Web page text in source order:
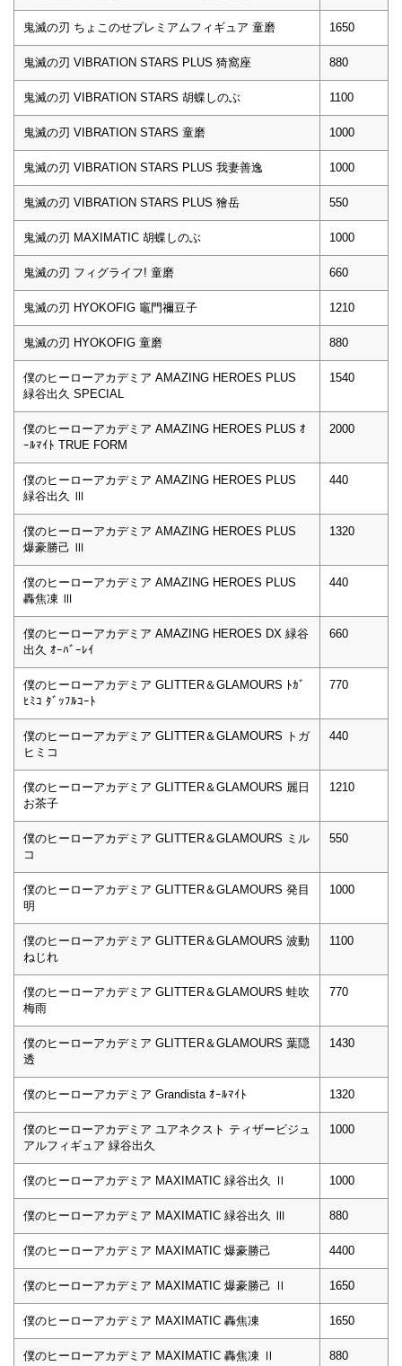
鬼滅の刃 ちょこのせプレミアムフィギュア 童磨 1650
鬼滅の刃 VIBRATION STARS PLUS 猗窩座 880
鬼滅の刃 VIBRATION STARS 胡蝶しのぶ 1100
鬼滅の刃 VIBRATION STARS 童磨 1000
鬼滅の刃 VIBRATION STARS PLUS 我妻善逸 1000
鬼滅の刃 VIBRATION STARS PLUS 獪岳 550
鬼滅の刃 MAXIMATIC 胡蝶しのぶ 1000
鬼滅の刃 フィグライフ! 童磨 660
鬼滅の刃 HYOKOFIG 竈門禰豆子 1210
鬼滅の刃 HYOKOFIG 童磨 880
僕のヒーローアカデミア AMAZING HEROES PLUS
緑谷出久 SPECIAL
1540
僕のヒーローアカデミア AMAZING HEROES PLUS ｵ
ｰﾙﾏｲﾄ TRUE FORM
2000
僕のヒーローアカデミア AMAZING HEROES PLUS
緑谷出久 Ⅲ
440
僕のヒーローアカデミア AMAZING HEROES PLUS
爆豪勝己 Ⅲ
1320
僕のヒーローアカデミア AMAZING HEROES PLUS
轟焦凍 Ⅲ
440
僕のヒーローアカデミア AMAZING HEROES DX 緑谷
出久 ｵｰﾊﾞｰﾚｲ
660
僕のヒーローアカデミア GLITTER＆GLAMOURS ﾄｶﾞ
ﾋﾐｺ ﾀﾞｯﾌﾙｺｰﾄ
770
僕のヒーローアカデミア GLITTER＆GLAMOURS トガ
ヒミコ
440
僕のヒーローアカデミア GLITTER＆GLAMOURS 麗日
お茶子
1210
僕のヒーローアカデミア GLITTER＆GLAMOURS ミル
コ
550
僕のヒーローアカデミア GLITTER＆GLAMOURS 発目
明
1000
僕のヒーローアカデミア GLITTER＆GLAMOURS 波動
ねじれ
1100
僕のヒーローアカデミア GLITTER＆GLAMOURS 蛙吹
梅雨
770
僕のヒーローアカデミア GLITTER＆GLAMOURS 葉隠
透
1430
僕のヒーローアカデミア Grandista ｵｰﾙﾏｲﾄ 1320
僕のヒーローアカデミア ユアネクスト ティザービジュ
アルフィギュア 緑谷出久
1000
僕のヒーローアカデミア MAXIMATIC 緑谷出久 Ⅱ 1000
僕のヒーローアカデミア MAXIMATIC 緑谷出久 Ⅲ 880
僕のヒーローアカデミア MAXIMATIC 爆豪勝己 4400
僕のヒーローアカデミア MAXIMATIC 爆豪勝己 Ⅱ 1650
僕のヒーローアカデミア MAXIMATIC 轟焦凍 1650
僕のヒーローアカデミア MAXIMATIC 轟焦凍 Ⅱ 880